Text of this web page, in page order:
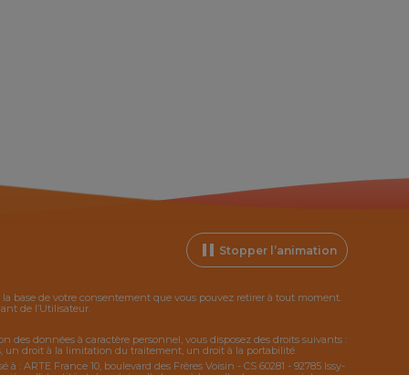
Stopper l’animation
base de votre consentement que vous pouvez retirer à tout moment.
de l’Utilisateur.
des données à caractère personnel, vous disposez des droits suivants :
un droit à la limitation du traitement, un droit à la portabilité.
à : ARTE France 10, boulevard des Frères Voisin - CS 60281 - 92785 Issy-